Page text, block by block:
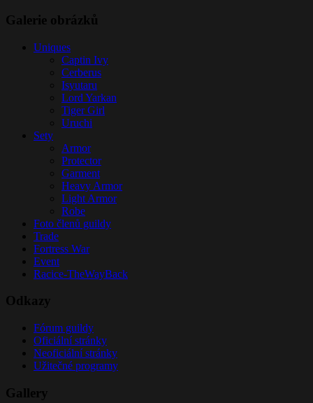
Galerie obrázků
Uniques
Captin Ivy
Cerberus
Isyutaru
Lord Yarkan
Tiger Girl
Uruchi
Sety
Armor
Protector
Garment
Heavy Armor
Light Armor
Robe
Foto členů guildy
Trade
Fortress War
Event
Racice-TheWayBack
Odkazy
Fórum guildy
Oficiální stránky
Neoficiální stránky
Užitečné programy
Gallery